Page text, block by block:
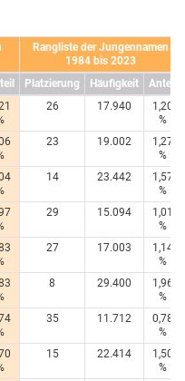
Rangliste der Jungennamen
1984 bis 2023
Platzierung Häufigkeit
Anteil
26 17.940
1,20
%
23 19.002
1,27
%
14 23.442
1,57
%
29 15.094
1,01
%
27 17.003
1,14
%
8 29.400
1,96
%
35 11.712
0,78
%
15 22.414
1,50
%